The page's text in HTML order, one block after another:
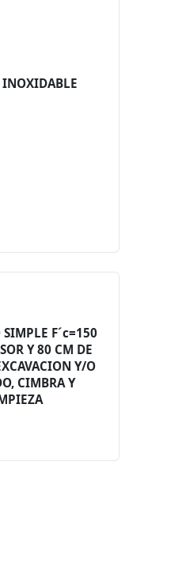
INOXIDABLE
SIMPLE F´c=150
Y 80 CM DE
Y/O
CIMBRA Y